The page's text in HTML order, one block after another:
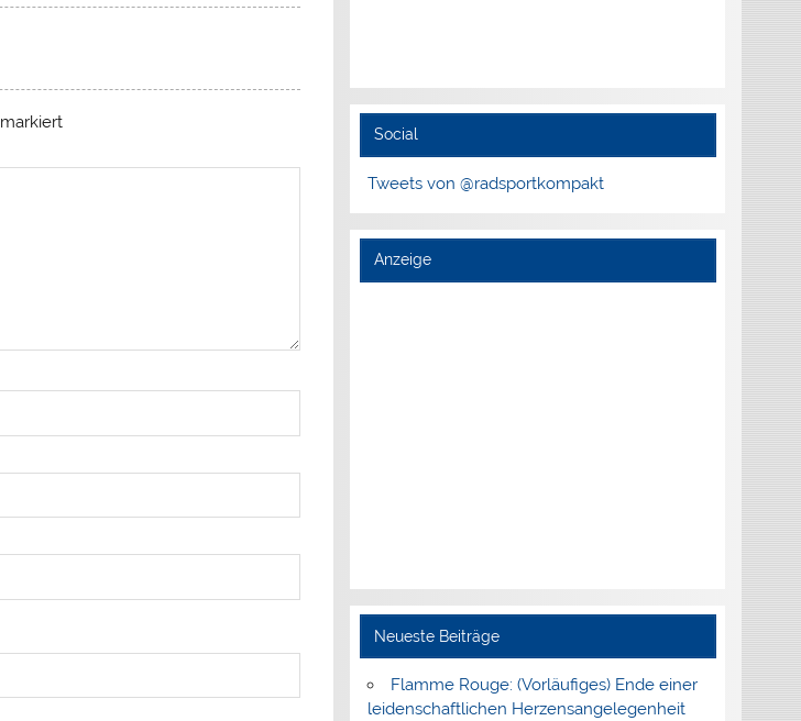
markiert
Social
Tweets von @radsportkompakt
Anzeige
Neueste Beiträge
Flamme Rouge: (Vorläufiges) Ende einer
leidenschaftlichen Herzensangelegenheit